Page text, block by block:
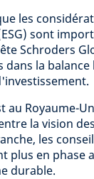
les
sont
Schroders
la
au Royaume-
la vision
les
plus en phase
durable.